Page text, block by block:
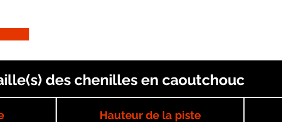
des chenilles en caoutchouc
Hauteur de la piste